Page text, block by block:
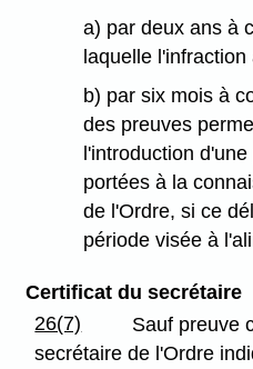
a) par deux ans à
laquelle
b) par six mois à
des preuves
l'introduction
portées à la
de l'Ordre, si ce
période visée à
Certificat du secrétaire
26(7)
Sauf preuve
secrétaire de l'Ordre